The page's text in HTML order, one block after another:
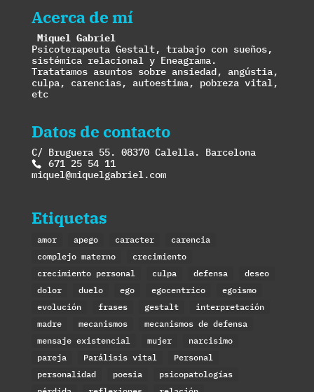
Acerca de mí
Miquel Gabriel
Psicoterapeuta Gestalt, trabajo con sueños,
sistémica relacional y Eneagrama.
Tratatamos asuntos sobre ansiedad, angústia,
culpa, carencias, autoestima, pobreza vital,
etc
Datos de contacto
C/ Bruguera 55. 08370 Calella. Barcelona
671 25 54 11
miquel@miquelgabriel.com
Etiquetas
amor apego caracter
carencia
complejo materno
crecimiento
crecimiento personal
culpa defensa
deseo
dolor
duelo ego egocentrico
egoismo
evolución
frases gestalt
interpretación
madre
mecanismos
mecanismos de defensa
mensaje existencial
mujer
narcisimo
pareja
Parálisis vital
Personal
personalidad
poesia
psicopatologías